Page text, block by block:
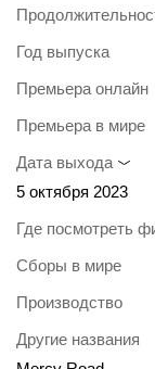
Год выпуска
Премьера онлайн
Премьера в мире
Дата выхода
5 октября 2023
Где посмотреть
Сборы в мире
Производство
Другие названия